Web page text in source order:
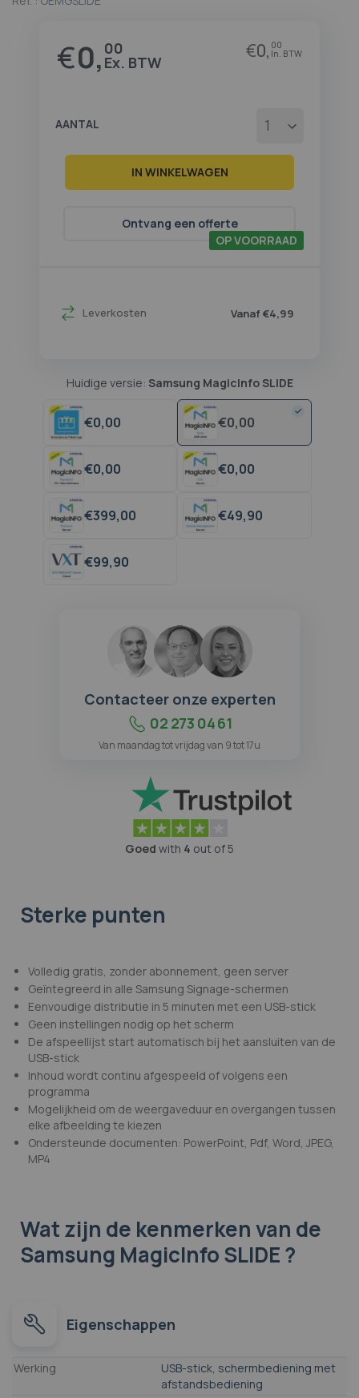
€0, 00 €0, 00
Leverkosten Vanaf €4,99
AANTAL
IN WINKELWAGEN
Ontvang een offerte
OP VOORRAAD
Huidige versie: Samsung MagicInfo SLIDE
€0,00 €0,00
€0,00 €0,00
€399,00 €49,90
€99,90
begin
afbeeldingen-
Contacteer onze experten
02 273 04 61
Van maandag tot vrijdag van 9 tot 17u
Goed with 4 out of 5
Sterke punten
Volledig gratis, zonder abonnement, geen server
Geïntegreerd in alle Samsung Signage-schermen
Eenvoudige distributie in 5 minuten met een USB-stick
Geen instellingen nodig op het scherm
De afspeellijst start automatisch bij het aansluiten van de
USB-stick
Inhoud wordt continu afgespeeld of volgens een
programma
Mogelijkheid om de weergaveduur en overgangen tussen
elke afbeelding te kiezen
Ondersteunde documenten: PowerPoint, Pdf, Word, JPEG,
MP4
Wat zijn de kenmerkenvan de
Samsung MagicInfo SLIDE ?
Eigenschappen
Eigenschappen
Werking
USB-stick, schermbediening met
afstandsbediening